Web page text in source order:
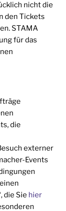
nicht die
den Tickets
STAMA
für das
die
externer
Events
die Sie hier